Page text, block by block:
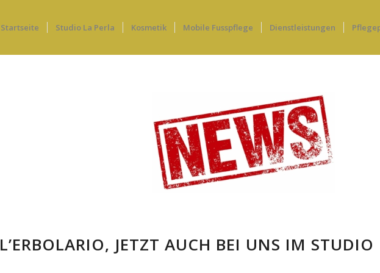
Startseite Studio La Perla Kosmetik Mobile Fusspflege Dienstleistungen
L’ERBOLARIO, JETZT AUCH BEI UNS IM STUDIO